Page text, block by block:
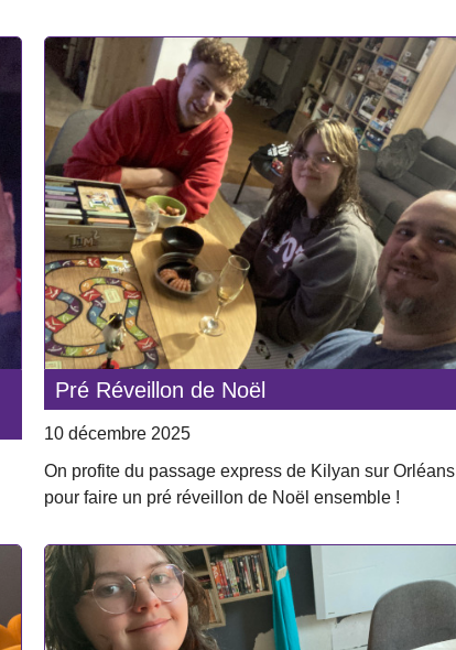
Pré Réveillon de Noël
10 décembre 2025
On profite du passage express de Kilyan sur Orléans
pour faire un pré réveillon de Noël ensemble !